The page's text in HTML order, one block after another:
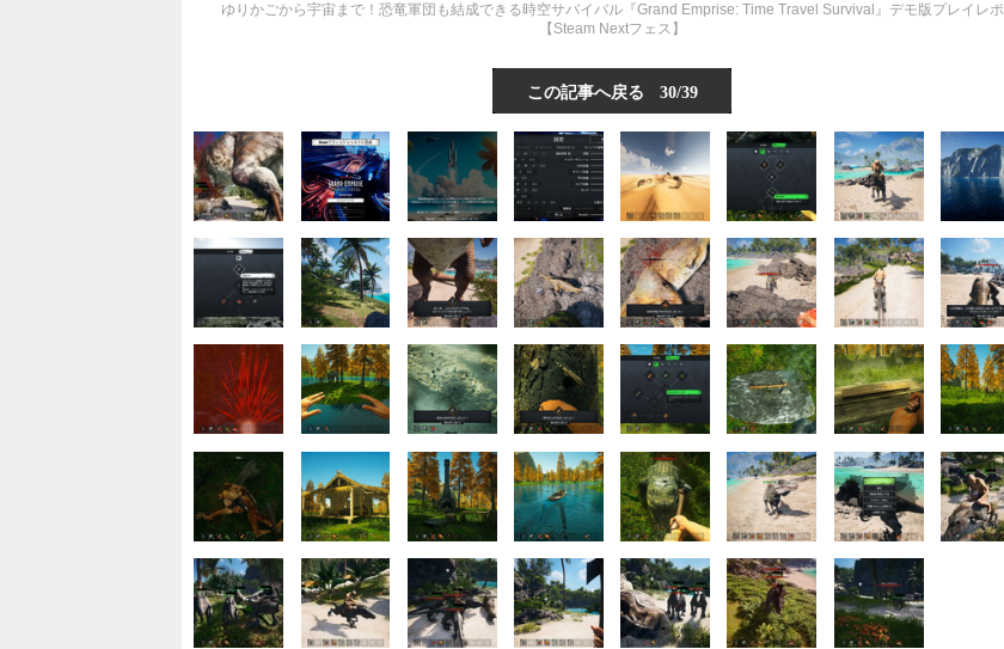
ゆりかごから宇宙まで！恐竜軍団も結成できる時空サバイバル『Grand Emprise: Time Travel Survival』デモ版プレイレポ
【Steam Nextフェス】
この記事へ戻る 30/39